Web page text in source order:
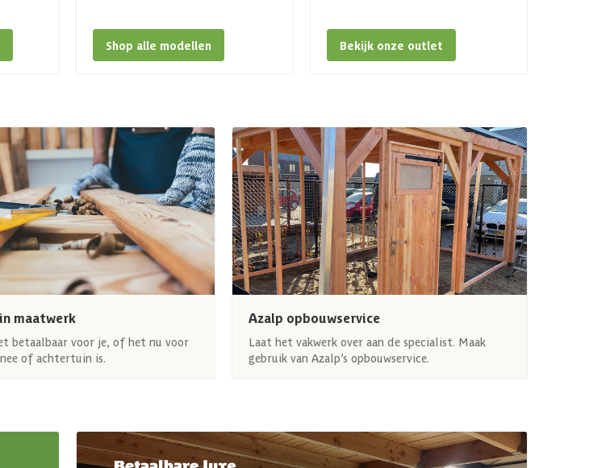
Shop alle modellen Bekijk onze outlet
maatwerk
betaalbaar voor je, of het nu voor
of achtertuin is.
Azalp opbouwservice
Laat het vakwerk over aan de specialist. Maak
gebruik van Azalp’s opbouwservice.